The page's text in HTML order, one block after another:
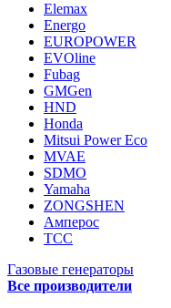
Elemax
Energo
EUROPOWER
EVOline
Fubag
GMGen
HND
Honda
Mitsui Power Eco
MVAE
SDMO
Yamaha
ZONGSHEN
Амперос
ТСС
Газовые генераторы
Все производители